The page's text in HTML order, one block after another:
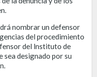
nombrar un defensor
del procedimiento
del lnstituto de
sea designado por su